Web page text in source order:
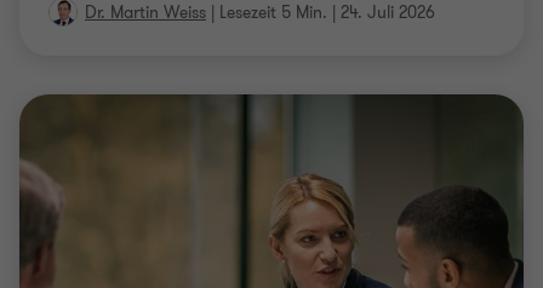
Dr. Martin Weiss | Lesezeit 5 Min. | 24. Juli 2026